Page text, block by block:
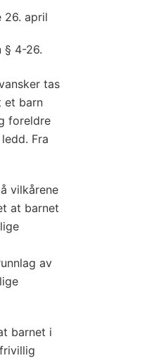
26. april
§ 4-26.
tas
et barn
foreldre
Fra
vilkårene
at barnet
av
barnet i